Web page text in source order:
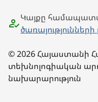
Կայքը
© 2026 Հայաստանի
տեխնոլոգիական
նախարարություն